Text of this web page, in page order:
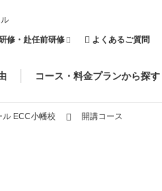
修・赴任前研修 よくあるご質問
コース・料金プランから探す
ル ECC小幡校 開講コース